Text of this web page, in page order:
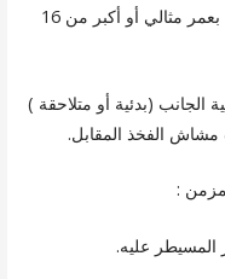
وكل المرضى بالإعتلالات الأخرى يتظاهرون بعمر مثالي أو أكبر من 16
الجانب (بدئية أو متلاحقة )
مشاش الفخذ المقابل.
:
عليه.